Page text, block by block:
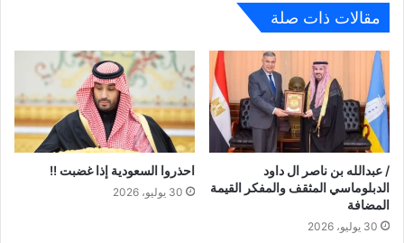
مقالات ذات صلة
/ عبدالله بن ناصر ال داود
الدبلوماسي المثقف والمفكر القيمة
المضافة
30 يوليو، 2026
احذروا السعودية إذا غضبت !!
30 يوليو، 2026